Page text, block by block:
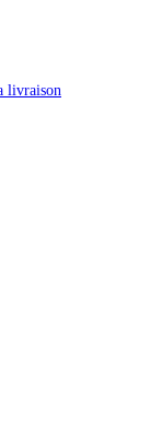
livraison